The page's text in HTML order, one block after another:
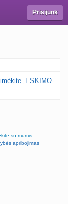
Prisijunk
„ESKIMO-
su mumis
apribojimas